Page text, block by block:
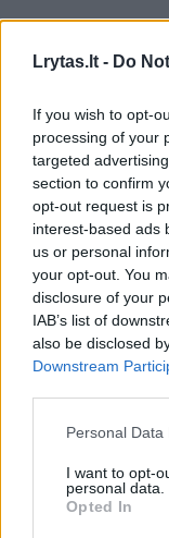
Lrytas.lt - Do
If you wish to opt-
processing of your
targeted
section to confirm
opt-out request is
interest-based ads
us or personal
your opt-out. You
disclosure of your
IAB’s list of
also be disclosed
Downstream
Personal
I want to opt-
personal data.
Opted In
Beje,
visus
Prancūzijos
ekipa. Po to
pergalių.
Vokietija
Giliame
Berlyno
komanda yra
todėl nieko
priešpaskutinė